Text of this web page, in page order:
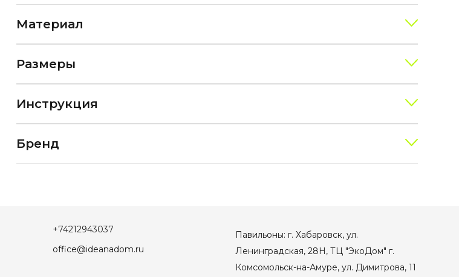
Материал
Размеры
Инструкция
Бренд
+74212943037
office@ideanadom.ru
Павильоны: г. Хабаровск, ул.
Ленинградская, 28Н, ТЦ "ЭкоДом" г.
Комсомольск-на-Амуре, ул. Димитрова, 11